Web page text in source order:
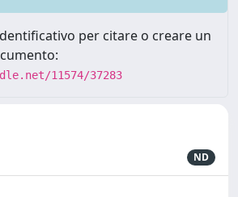
per citare o creare un
11574/37283
ND